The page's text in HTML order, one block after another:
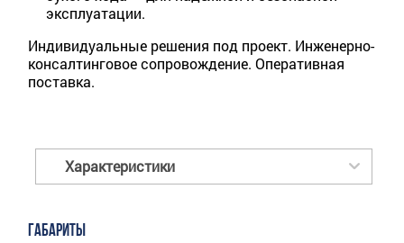
эксплуатации.
Индивидуальные решения под проект. Инженерно-
консалтинговое сопровождение. Оперативная
поставка.
Характеристики
ГАБАРИТЫ